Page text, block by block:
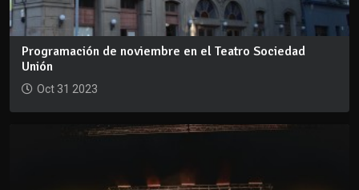
Programación de noviembre en el Teatro Sociedad
Unión
Oct 31 2023